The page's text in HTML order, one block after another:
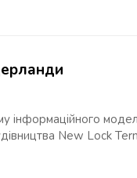
інформаційного
New Lock